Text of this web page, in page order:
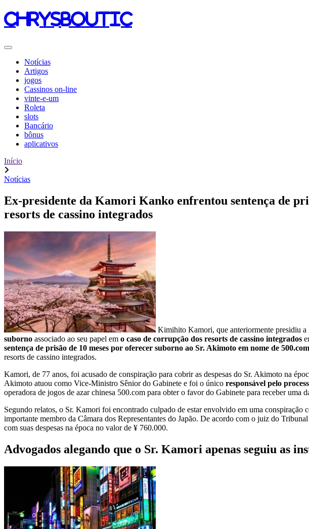
chrysboutic
Notícias
Artigos
jogos
Cassinos on-line
vinte-e-um
Roleta
slots
Bancário
bônus
aplicativos
Início
Notícias
Ex-presidente da Kamori Kanko enfrentou sentença de
resorts de cassino integrados
Kimihito Kamori, que anteriormente presidiu
suborno associado ao seu papel em o caso de corrupção dos resorts de cassino integrados
sentença de prisão de 10 meses por oferecer suborno ao Sr. Akimoto em nome de 500.com
resorts de cassino integrados.
Kamori, de 77 anos, foi acusado de conspiração para cobrir as despesas do Sr. Akimoto na
Akimoto atuou como Vice-Ministro Sênior do Gabinete e foi o único responsável pelo
operadora de jogos de azar chinesa 500.com para obter o favor do Gabinete para receber uma
Segundo relatos, o Sr. Kamori foi encontrado culpado de estar envolvido em uma conspiração
importante membro da Câmara dos Representantes do Japão. De acordo com o juiz do
com suas despesas na época no valor de ¥ 760.000.
Advogados alegando que o Sr. Kamori apenas seguiu as